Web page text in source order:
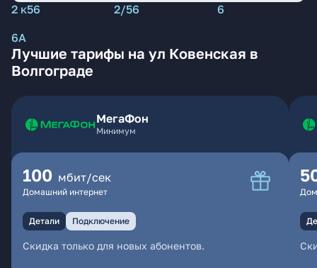
2 к56 2/56
6
6А
Лучшие тарифы на ул Ковенская в
Волгограде
МегаФон
Минимум
100 мбит/сек
Домашний интернет
Детали Подключение
Скидка только для новых абонентов.